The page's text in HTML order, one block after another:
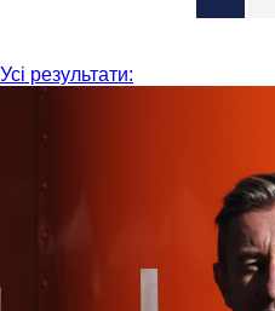
Усі результати: